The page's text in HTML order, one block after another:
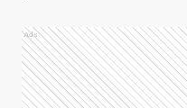
Ads